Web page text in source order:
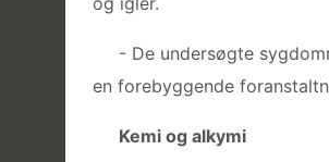
- De undersøgte
en forebyggende
Kemi og alkymi